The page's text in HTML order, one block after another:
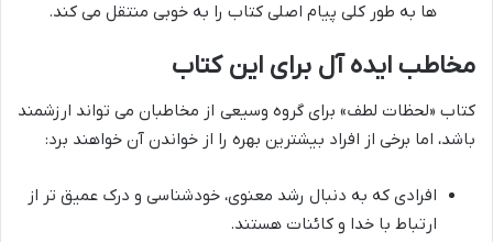
ها به طور کلی پیام اصلی کتاب را به خوبی منتقل می کند.
مخاطب ایده آل برای این کتاب
کتاب «لحظات لطف» برای گروه وسیعی از مخاطبان می تواند ارزشمند
باشد، اما برخی از افراد بیشترین بهره را از خواندن آن خواهند برد:
افرادی که به دنبال رشد معنوی، خودشناسی و درک عمیق تر از
ارتباط با خدا و کائنات هستند.